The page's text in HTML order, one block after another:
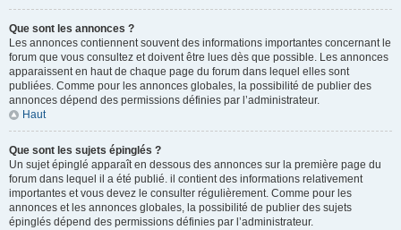
Que sont les annonces ?
Les annonces contiennent souvent des informations importantes concernant le
forum que vous consultez et doivent être lues dès que possible. Les annonces
apparaissent en haut de chaque page du forum dans lequel elles sont
publiées. Comme pour les annonces globales, la possibilité de publier des
annonces dépend des permissions définies par l’administrateur.
Haut
Que sont les sujets épinglés ?
Un sujet épinglé apparaît en dessous des annonces sur la première page du
forum dans lequel il a été publié. il contient des informations relativement
importantes et vous devez le consulter régulièrement. Comme pour les
annonces et les annonces globales, la possibilité de publier des sujets
épinglés dépend des permissions définies par l’administrateur.